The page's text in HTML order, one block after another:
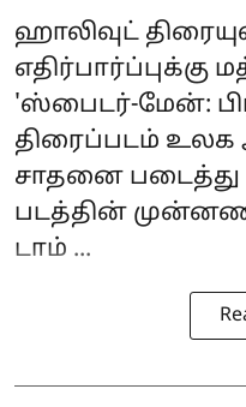
ஹாலிவுட்
எதிர்பார்ப்புக்கு
'ஸ்பைடர்-மேன்:
திரைப்படம்
சாதனை படைத்து
படத்தின்
டாம் ...